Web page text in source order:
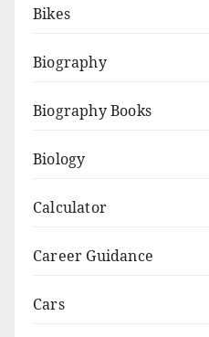
Bikes
Biography
Biography Books
Biology
Calculator
Career Guidance
Cars